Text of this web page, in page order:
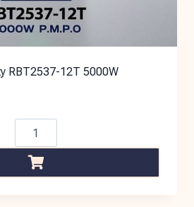
RBT2537-12T 5000W